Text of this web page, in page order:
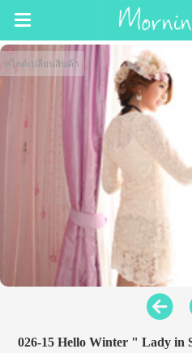
สไลด์เปลี่ยนสินค้า
026-15 Hello Winter " Lady in